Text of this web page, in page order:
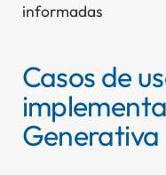
informadas
Casos de
Generativa